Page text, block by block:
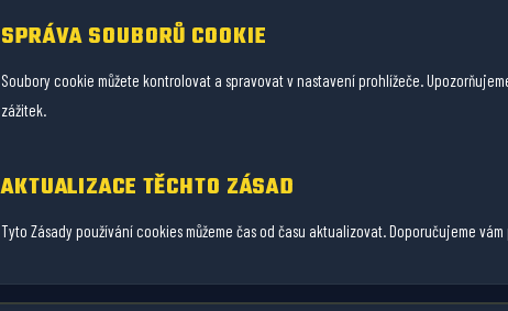
SPRÁVA SOUBORŮ COOKIE
Soubory cookie můžete kontrolovat a spravovat v nastavení prohlížeče.
zážitek.
AKTUALIZACE TĚCHTO ZÁSAD
Tyto Zásady používání cookies můžeme čas od času aktualizovat. Doporučujeme